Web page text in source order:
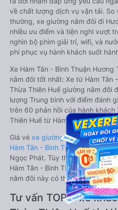
về chất lượng dịch vụ vận tải. So
thường, xe giường nằm đôi đi
nhiều ưu điểm và tiện nghi vượt
nghìn bộ phim giải trí, wifi, và
phí phục vụ hành khách suốt
Xe Hàm Tân - Bình Thuận
nằm đôi tốt nhất: Xe từ Hàm Tân
Thừa Thiên Huế giường nằm đôi
lượng Trung bình với điểm đánh
trên 60 phản hồi của hành khách
Thiên Huế từ Hàm Tân - Bình
Giá vé xe giường nằm đôi đi
Hàm Tân - Bình Thuậnrẻ nhất là
Ngọc Phát. Tùy thuộc vào
Hàm Tân - Bình Thuận đi Hương
nằm đôi này có thể sẽ rẻ hơn.
Tư vấn TOP 2 xe